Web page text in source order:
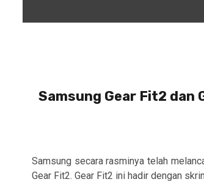
Samsung Gear Fit2 dan
Samsung secara rasminya telah
Gear Fit2. Gear Fit2 ini hadir dengan